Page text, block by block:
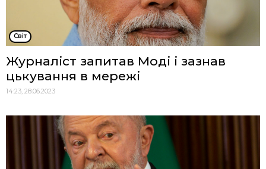
Cвіт
Журналіст запитав Моді і зазнав
цькування в мережі
14:23, 28.06.2023